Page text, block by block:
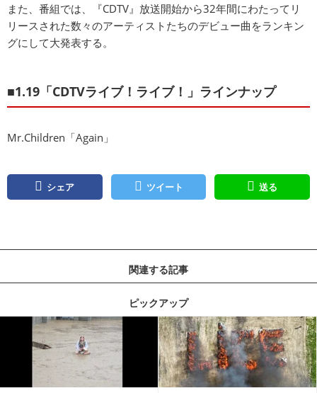
また、番組では、『CDTV』放送開始から32年間にわたってリ
リースされた数々のアーティストたちのデビュー曲をランキン
グにして大発表する。
■1.19「CDTVライブ！ライブ！」ラインナップ
Mr.Children「Again」
シェア ツイート 送る
関連する記事
ピックアップ
記事を読む